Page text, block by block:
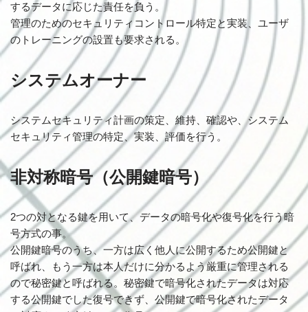
するデータに応じた責任を負う。
管理のためのセキュリティコントロール特定と実装、ユーザ
のトレーニングの設置も要求される。
システムオーナー
システムセキュリティ計画の策定、維持、確認や、システム
セキュリティ管理の特定、実装、評価を行う。
非対称暗号（公開鍵暗号）
2つの対となる鍵を用いて、データの暗号化や復号化を行う暗
号方式の事。
公開鍵暗号のうち、一方は広く他人に公開するため公開鍵と
呼ばれ、もう一方は本人だけに分かるよう厳重に管理される
ので秘密鍵と呼ばれる。秘密鍵で暗号化されたデータは対応
する公開鍵でした復号できず、公開鍵で暗号化されたデータ